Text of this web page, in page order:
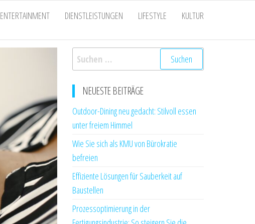
ENTERTAINMENT DIENSTLEISTUNGEN LIFESTYLE KULTUR
Suchen
nach:
NEUESTE BEITRÄGE
Outdoor-Dining neu gedacht: Stilvoll essen
unter freiem Himmel
Wie Sie sich als KMU von Bürokratie
befreien
Effiziente Lösungen für Sauberkeit auf
Baustellen
Prozessoptimierung in der